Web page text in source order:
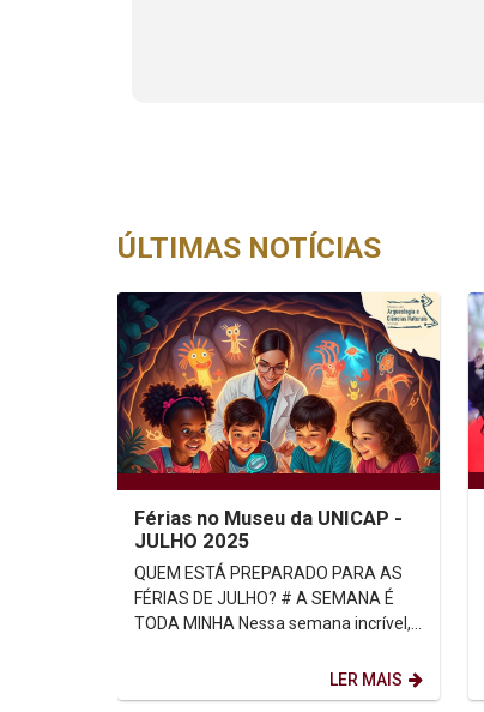
ÚLTIMAS NOTÍCIAS
Férias no Museu da UNICAP -
JULHO 2025
QUEM ESTÁ PREPARADO PARA AS
FÉRIAS DE JULHO? # A SEMANA É
TODA MINHA Nessa semana incrível,
todas as atividades durante...LER MAIS